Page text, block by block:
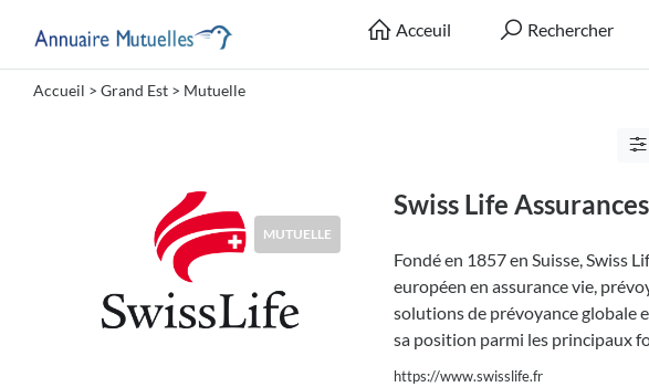
Acceuil Rechercher
Accueil > Grand Est > Mutuelle
MUTUELLE
Swiss Life Assurances
Fondé en 1857 en Suisse, Swiss
européen en assurance vie,
solutions de prévoyance globale
sa position parmi les principaux
https://www.swisslife.fr